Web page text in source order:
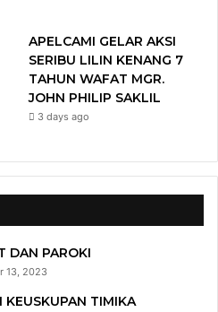
APELCAMI GELAR AKSI
SERIBU LILIN KENANG 7
TAHUN WAFAT MGR.
JOHN PHILIP SAKLIL
3 days ago
DAN PAROKI
13, 2023
KEUSKUPAN TIMIKA